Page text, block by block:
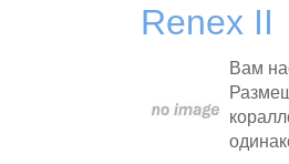
Renex II
Вам